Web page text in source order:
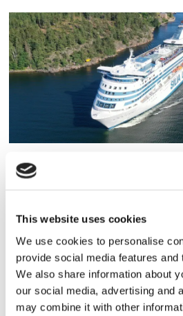
This website uses cookies
We use cookies to personalise
provide social media features and
We also share information about
our social media, advertising and
may combine it with other
Tallink lyfter